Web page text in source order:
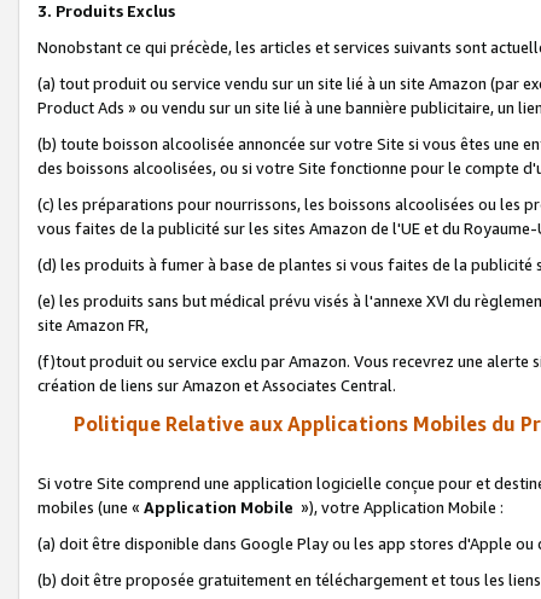
3. Produits Exclus
Nonobstant ce qui précède, les articles et services suivants sont
(a) tout produit ou service vendu sur un site lié à un site Amazon (par
Product Ads » ou vendu sur un site lié à une bannière publicitaire, un
(b) toute boisson alcoolisée annoncée sur votre Site si vous êtes une
des boissons alcoolisées, ou si votre Site fonctionne pour le compte
(c) les préparations pour nourrissons, les boissons alcoolisées ou les
vous faites de la publicité sur les sites Amazon de l'UE et du Royaume-
(d) les produits à fumer à base de plantes si vous faites de la publicité
(e) les produits sans but médical prévu visés à l'annexe XVI du
site Amazon FR,
(f)tout produit ou service exclu par Amazon. Vous recevrez une alerte
création de liens sur Amazon et Associates Central.
Politique Relative aux Applications Mobiles du
Si votre Site comprend une application logicielle conçue pour et
mobiles (une « Application Mobile »), votre Application Mobile :
(a) doit être disponible dans Google Play ou les app stores d'Apple ou
(b) doit être proposée gratuitement en téléchargement et tous les